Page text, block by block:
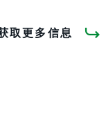
取更多信息